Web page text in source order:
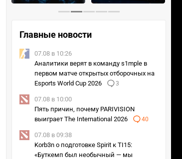
Главные новости
07.08 в 10:26
Аналитики верят в команду s1mple в
первом матче открытых отборочных на
Esports World Cup 2026
3
07.08 в 10:00
Пять причин, почему PARIVISION
выиграет The International 2026
40
07.08 в 09:38
Korb3n о подготовке Spirit к TI15:
«Буткемп был необычный — мы